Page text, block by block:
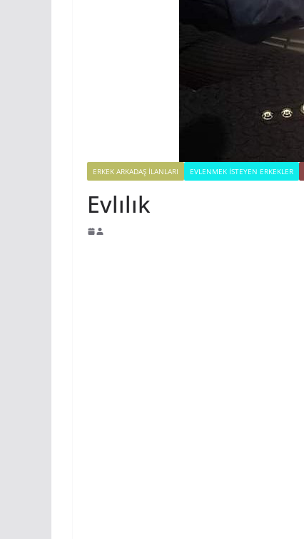
ERKEK ARKADAŞ ILANLARI EVLENMEK İSTEYEN ERKEKLER
Evlılık